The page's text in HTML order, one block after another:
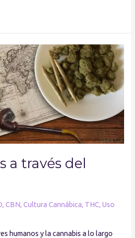
a través del
,CBN,Cultura Cannábica, THC,Uso
humanos y la cannabis a lo largo